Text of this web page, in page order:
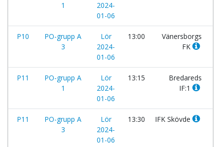
1
2024-
01-06
P10
PO-grupp A
3
Lör
2024-
01-06
13:00
Vänersborgs
FK
P11
PO-grupp A
1
Lör
2024-
01-06
13:15
Bredareds
IF:1
P11
PO-grupp A
3
Lör
2024-
01-06
13:30 IFK Skövde